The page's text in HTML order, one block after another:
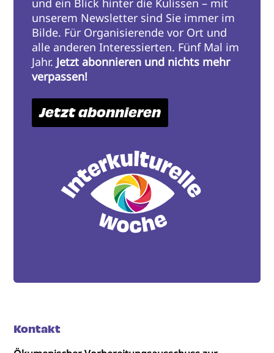
und ein Blick hinter die Kulissen – mit
unserem Newsletter sind Sie immer im
Bilde. Für Organisierende vor Ort und
alle anderen Interessierten. Fünf Mal im
Jahr. Jetzt abonnieren und nichts mehr
verpassen!
Jetzt abonnieren
Kontakt